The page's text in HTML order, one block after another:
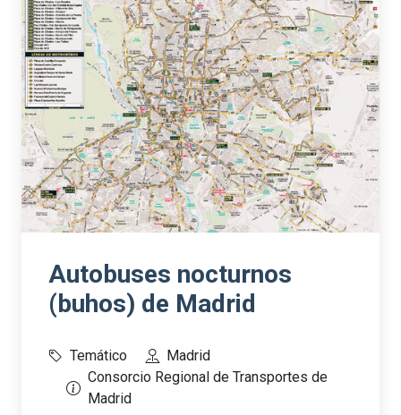
Autobuses nocturnos
(buhos) de Madrid
Temático
Madrid
Consorcio Regional de Transportes de
Madrid